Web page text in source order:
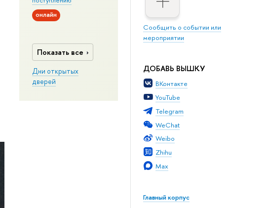
Сообщить о событии или
мероприятии
ДОБАВЬ ВЫШКУ
ВКонтакте
YouTube
Telegram
WeChat
Weibo
Zhihu
Max
Главный корпус
онлайн
Показать все
Дни открытых
дверей